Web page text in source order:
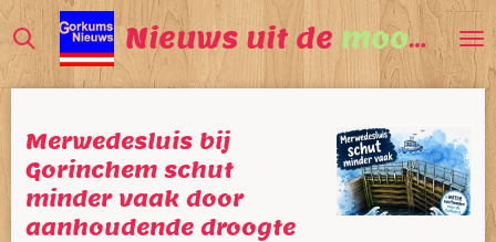
Ga
direct
naar
de
hoofdinhoud
Nieuws uit de mooiste
Merwedesluis bij
Gorinchem schut
minder vaak door
aanhoudende droogte